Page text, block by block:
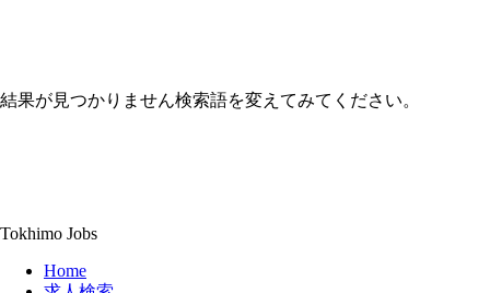
結果が見つかりません検索語を変えてみてください。
Tokhimo Jobs
Home